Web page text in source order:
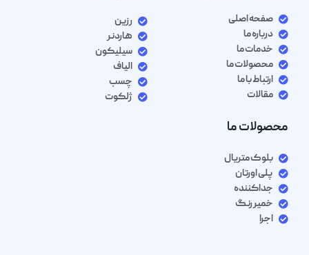
صفحه اصلی
درباره ما
خدمات ما
محصولات ما
ارتباط با ما
مقالات
رزین
هاردنر
سیلیکون
الیاف
چسب
ژلکوت
محصولات ما
بلوک متریال
پلی اورتان
جداکننده
خمیر رنگ
اجرا